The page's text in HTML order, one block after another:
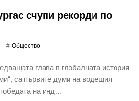
счупи рекорди по
Общество
глава в глобалната история
са първите думи на водещия
на инд…